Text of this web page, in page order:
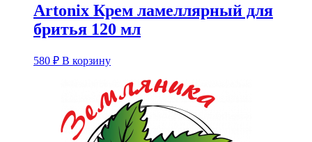
Artonix Крем ламеллярный для
бритья 120 мл
580 ₽ В корзину